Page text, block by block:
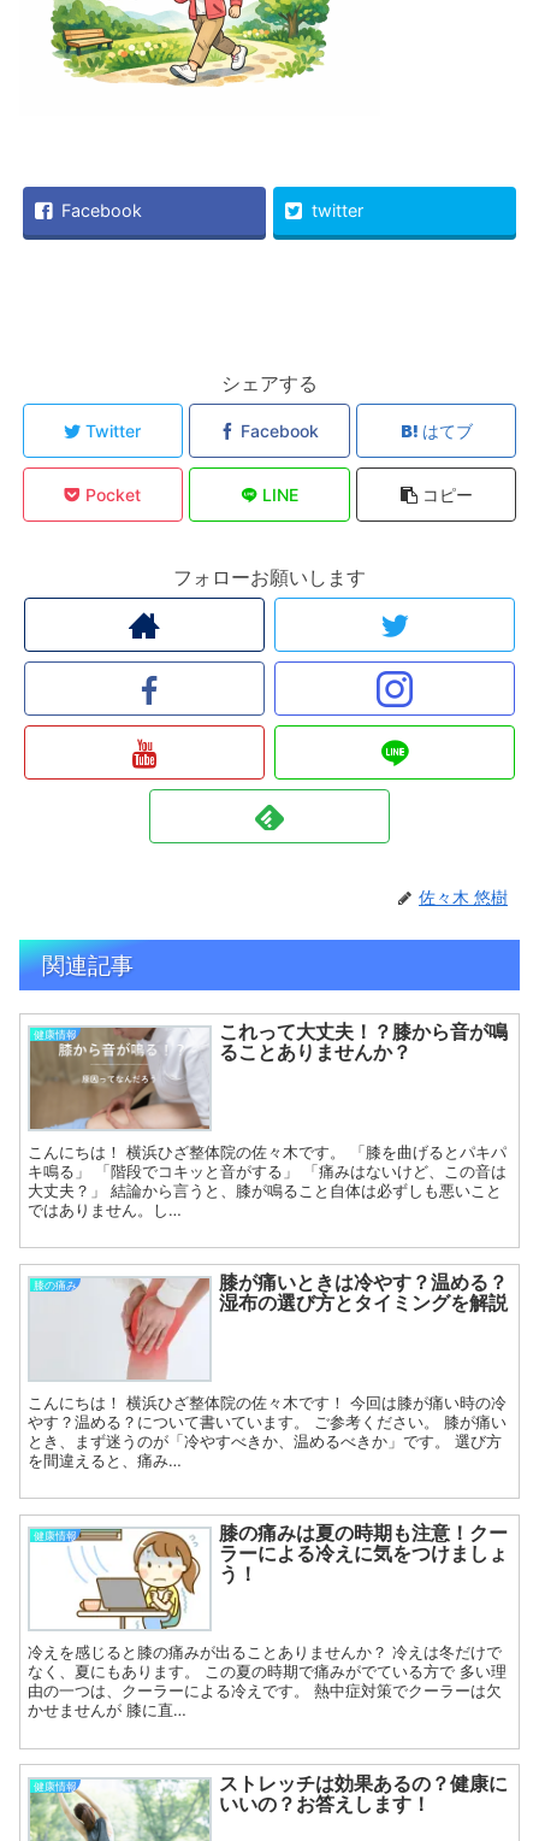
Facebook twitter
シェアする
Twitter Facebook はてブ
Pocket LINE コピー
フォローお願いします
佐々木 悠樹
関連記事
健康情報
これって大丈夫！？膝から音が鳴
ることありませんか？
こんにちは！ 横浜ひざ整体院の佐々木です。 「膝を曲げるとパキパ
キ鳴る」 「階段でコキッと音がする」 「痛みはないけど、この音は
大丈夫？」 結論から言うと、膝が鳴ること自体は必ずしも悪いこと
ではありません。し…
膝の痛み
膝が痛いときは冷やす？温める？
湿布の選び方とタイミングを解説
こんにちは！ 横浜ひざ整体院の佐々木です！ 今回は膝が痛い時の冷
やす？温める？について書いています。 ご参考ください。 膝が痛い
とき、まず迷うのが「冷やすべきか、温めるべきか」です。 選び方
を間違えると、痛み…
健康情報
膝の痛みは夏の時期も注意！クー
ラーによる冷えに気をつけましょ
う！
冷えを感じると膝の痛みが出ることありませんか？ 冷えは冬だけで
なく、夏にもあります。 この夏の時期で痛みがでている方で 多い理
由の一つは、クーラーによる冷えです。 熱中症対策でクーラーは欠
かせませんが 膝に直…
健康情報
ストレッチは効果あるの？健康に
いいの？お答えします！